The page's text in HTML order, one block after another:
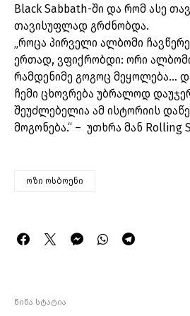
Black Sabbath-ში და რომ ასე
თავისუფლად გრძნობდა.
„როცა პირველი ალბომი
ერთად, ვფიქრობდი: ორი
რამდენიმე გოგოც მეყოლება…
ჩემი ცხოვრება უბრალოდ
შეუძლებელია ამ ისტორიის
მოგონება.“ – უთხრა მან Rolling
ოზი ოსბოენი
წინა სტატია